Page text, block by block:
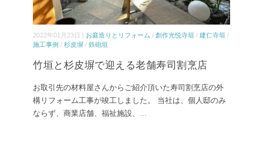
2022年01月23日 | お庭造りとリフォーム / 創作光悦寺垣 / 建仁寺垣 /
施工事例 / 杉皮塀 / 鉄砲垣
竹垣と杉皮塀で迎える老舗寿司割烹店
お取引先の材料屋さんからご紹介頂いた寿司割烹店の外
構リフォーム工事が竣工しました。 当社は、個人邸のみ
ならず、商業店舗、福祉施設、 ...